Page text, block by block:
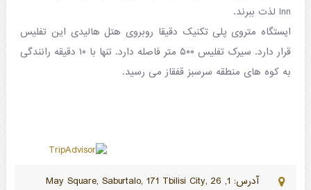
Inn لذت ببرند.
ایستگاه متروی پلی تکنیک دقیقا روبروی هتل هالیدی این تفلیس
قرار دارد. سیرک تفلیس ۵۰۰ متر فاصله دارد. تنها با ۱۰ دقیقه رانندگی
به کوه های منطقه سرسبز قفقاز می رسید.
آدرس: 1, 26 May Square, Saburtalo, 171 Tbilisi City,